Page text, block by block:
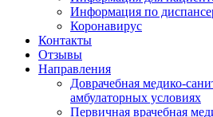
Информация по
Коронавирус
Контакты
Отзывы
Направления
Доврачебная медико-
амбулаторных условиях
Первичная врачебная